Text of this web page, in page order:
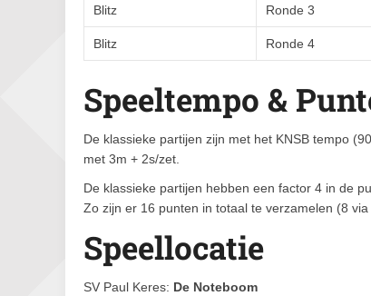
Blitz Ronde 3
Blitz Ronde 4
Speeltempo &
De klassieke partijen zijn met het KNSB tempo
met 3m + 2s/zet.
De klassieke partijen hebben een factor 4 in de
Zo zijn er 16 punten in totaal te verzamelen (8
Speellocatie
SV Paul Keres: De Noteboom